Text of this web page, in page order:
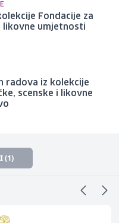
Fondacije za
likovne umjetnosti
radova iz kolekcije
scenske i likovne
(1)